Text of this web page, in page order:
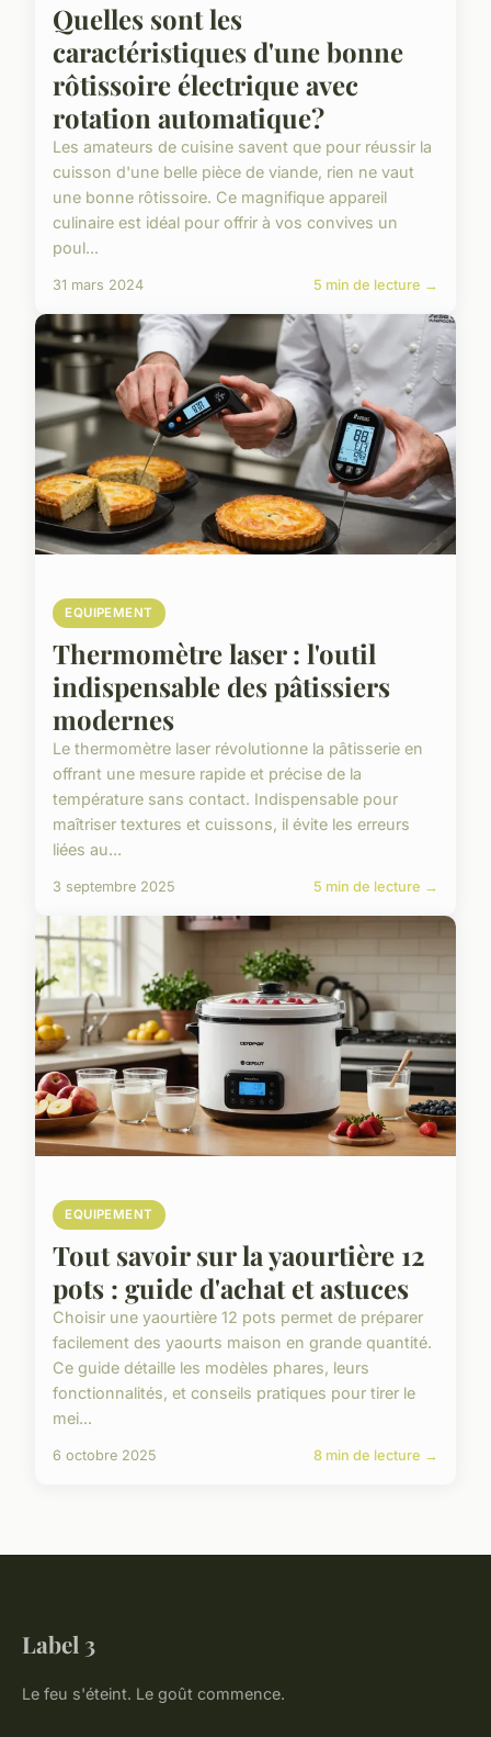
Quelles sont les
caractéristiques d'une bonne
rôtissoire électrique avec
rotation automatique?
Les amateurs de cuisine savent que pour réussir la
cuisson d'une belle pièce de viande, rien ne vaut
une bonne rôtissoire. Ce magnifique appareil
culinaire est idéal pour offrir à vos convives un
poul...
31 mars 2024 5 min de lecture →
EQUIPEMENT
Thermomètre laser : l'outil
indispensable des pâtissiers
modernes
Le thermomètre laser révolutionne la pâtisserie en
offrant une mesure rapide et précise de la
température sans contact. Indispensable pour
maîtriser textures et cuissons, il évite les erreurs
liées au...
3 septembre 2025 5 min de lecture →
EQUIPEMENT
Tout savoir sur la yaourtière 12
pots : guide d'achat et astuces
Choisir une yaourtière 12 pots permet de préparer
facilement des yaourts maison en grande quantité.
Ce guide détaille les modèles phares, leurs
fonctionnalités, et conseils pratiques pour tirer le
mei...
6 octobre 2025 8 min de lecture →
Label 3
Le feu s'éteint. Le goût commence.